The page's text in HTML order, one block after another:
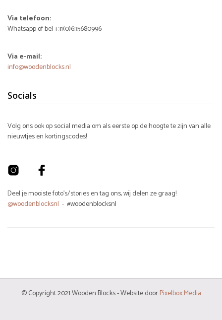
Via telefoon:
Whatsapp of bel +31(0)635680996
Via e-mail:
info@woodenblocks.nl
Socials
Volg ons ook op social media om als eerste op de hoogte te zijn van alle
nieuwtjes en kortingscodes!
Deel je mooiste foto's/stories en tag ons, wij delen ze graag!
@woodenblocksnl - #woodenblocksnl
© Copyright 2021 Wooden Blocks - Website doorPixelbox Media